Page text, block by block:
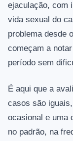
ejaculação, com
vida sexual do
problema desde
começam a
período sem
É aqui que a
casos são
ocasional e uma
no padrão, na